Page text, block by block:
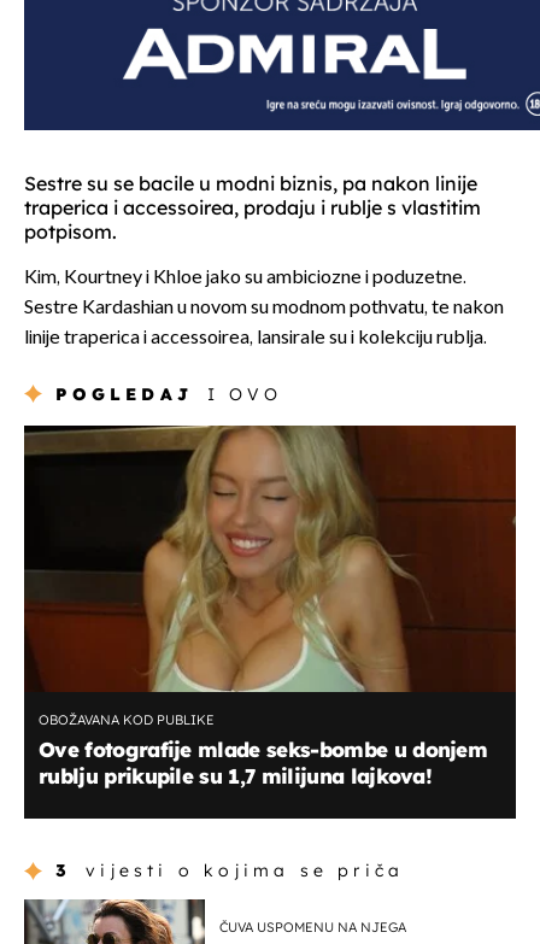
Sestre su se bacile u modni biznis, pa nakon linije
traperica i accessoirea, prodaju i rublje s vlastitim
potpisom.
Kim, Kourtney i Khloe jako su ambiciozne i poduzetne.
Sestre Kardashian u novom su modnom pothvatu, te nakon
linije traperica i accessoirea, lansirale su i kolekciju rublja.
POGLEDAJ I OVO
OBOŽAVANA KOD PUBLIKE
Ove fotografije mlade seks-bombe u donjem
rublju prikupile su 1,7 milijuna lajkova!
3 vijesti o kojima se priča
ČUVA USPOMENU NA NJEGA